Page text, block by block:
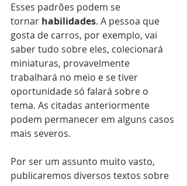
Esses padrões podem se
tornar habilidades. A pessoa que
gosta de carros, por exemplo, vai
saber tudo sobre eles, colecionará
miniaturas, provavelmente
trabalhará no meio e se tiver
oportunidade só falará sobre o
tema. As citadas anteriormente
podem permanecer em alguns casos
mais severos.
Por ser um assunto muito vasto,
publicaremos diversos textos sobre